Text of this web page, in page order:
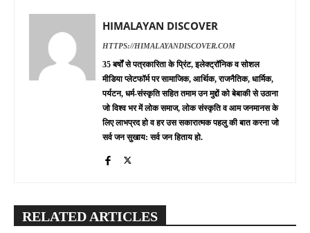
HIMALAYAN DISCOVER
HTTPS://HIMALAYANDISCOVER.COM
35 बर्षों से पत्रकारिता के प्रिंट, इलेक्ट्रॉनिक व सोशल
मीडिया प्लेटफॉर्म पर सामाजिक, आर्थिक, राजनैतिक, धार्मिक,
पर्यटन, धर्म-संस्कृति सहित तमाम उन मुद्दों को बेबाकी से उठाना
जो विश्व भर में लोक समाज, लोक संस्कृति व आम जनमानस के
लिए लाभप्रद हो व हर उस सकारात्मक पहलु की बात करना जो
सर्व जन सुखाय: सर्व जन हिताय हो.
RELATED ARTICLES